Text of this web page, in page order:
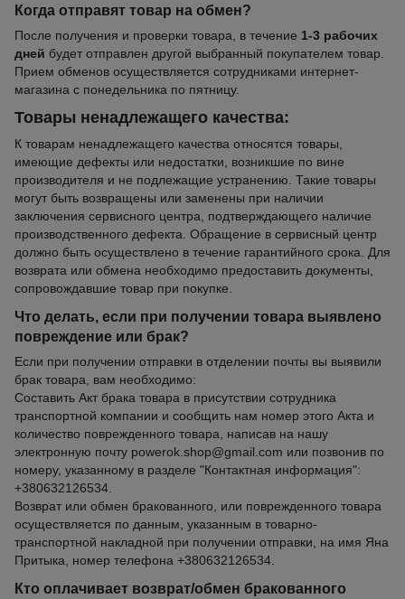
Когда отправят товар на обмен?
После получения и проверки товара, в течение 1-3 рабочих
дней будет отправлен другой выбранный покупателем товар.
Прием обменов осуществляется сотрудниками интернет-
магазина с понедельника по пятницу.
Товары ненадлежащего качества:
К товарам ненадлежащего качества относятся товары,
имеющие дефекты или недостатки, возникшие по вине
производителя и не подлежащие устранению. Такие товары
могут быть возвращены или заменены при наличии
заключения сервисного центра, подтверждающего наличие
производственного дефекта. Обращение в сервисный центр
должно быть осуществлено в течение гарантийного срока. Для
возврата или обмена необходимо предоставить документы,
сопровождавшие товар при покупке.
Что делать, если при получении товара выявлено
повреждение или брак?
Если при получении отправки в отделении почты вы выявили
брак товара, вам необходимо:
Составить Акт брака товара в присутствии сотрудника
транспортной компании и сообщить нам номер этого Акта и
количество поврежденного товара, написав на нашу
электронную почту powerok.shop@gmail.com или позвонив по
номеру, указанному в разделе "Контактная информация":
+380632126534.
Возврат или обмен бракованного, или поврежденного товара
осуществляется по данным, указанным в товарно-
транспортной накладной при получении отправки, на имя Яна
Притыка, номер телефона +380632126534.
Кто оплачивает возврат/обмен бракованного